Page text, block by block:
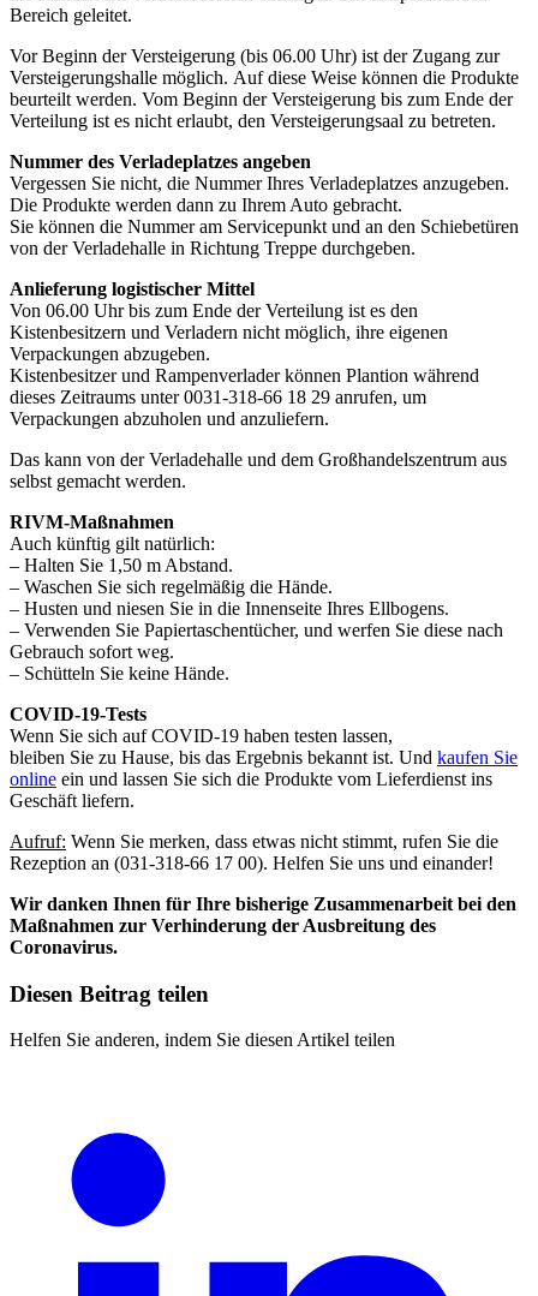
Bereich geleitet.
Vor Beginn der Versteigerung (bis 06.00 Uhr) ist der Zugang zur
Versteigerungshalle möglich. Auf diese Weise können die Produkte
beurteilt werden. Vom Beginn der Versteigerung bis zum Ende der
Verteilung ist es nicht erlaubt, den Versteigerungsaal zu betreten.
Nummer des Verladeplatzes angeben
Vergessen Sie nicht, die Nummer Ihres Verladeplatzes anzugeben.
Die Produkte werden dann zu Ihrem Auto gebracht.
Sie können die Nummer am Servicepunkt und an den Schiebetüren
von der Verladehalle in Richtung Treppe durchgeben.
Anlieferung logistischer Mittel
Von 06.00 Uhr bis zum Ende der Verteilung ist es den
Kistenbesitzern und Verladern nicht möglich, ihre eigenen
Verpackungen abzugeben.
Kistenbesitzer und Rampenverlader können Plantion während
dieses Zeitraums unter 0031-318-66 18 29 anrufen, um
Verpackungen abzuholen und anzuliefern.
Das kann von der Verladehalle und dem Großhandelszentrum aus
selbst gemacht werden.
RIVM-Maßnahmen
Auch künftig gilt natürlich:
– Halten Sie 1,50 m Abstand.
– Waschen Sie sich regelmäßig die Hände.
– Husten und niesen Sie in die Innenseite Ihres Ellbogens.
– Verwenden Sie Papiertaschentücher, und werfen Sie diese nach
Gebrauch sofort weg.
– Schütteln Sie keine Hände.
COVID-19-Tests
Wenn Sie sich auf COVID-19 haben testen lassen,
bleiben Sie zu Hause, bis das Ergebnis bekannt ist. Und kaufen Sie
online ein und lassen Sie sich die Produkte vom Lieferdienst ins
Geschäft liefern.
Aufruf: Wenn Sie merken, dass etwas nicht stimmt, rufen Sie die
Rezeption an (031-318-66 17 00). Helfen Sie uns und einander!
Wir danken Ihnen für Ihre bisherige Zusammenarbeit bei den
Maßnahmen zur Verhinderung der Ausbreitung des
Coronavirus.
Diesen Beitrag teilen
Helfen Sie anderen, indem Sie diesen Artikel teilen